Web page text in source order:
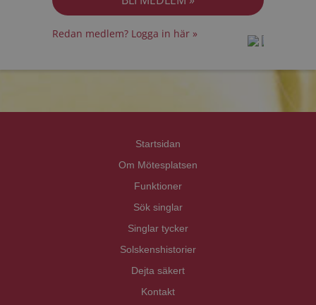
Redan medlem? Logga in här »
Startsidan
Om Mötesplatsen
Funktioner
Sök singlar
Singlar tycker
Solskenshistorier
Dejta säkert
Kontakt